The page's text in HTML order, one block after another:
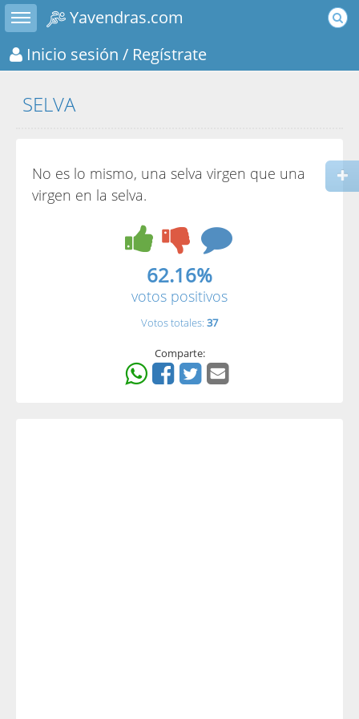
Toggle sidebar
Yavendras.com
Inicio sesión / Regístrate
SELVA
No es lo mismo, una selva virgen que una
virgen en la selva.
62.16%
votos positivos
Votos totales: 37
Comparte: